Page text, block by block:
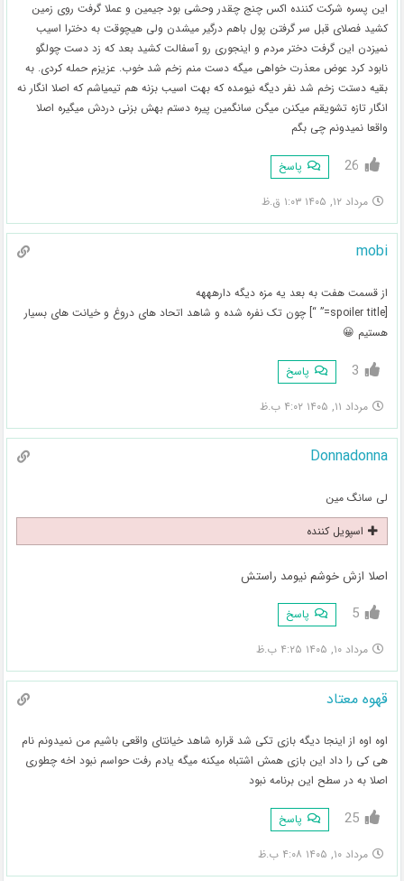
این پسره شرکت کننده اکس چنج چقدر وحشی بود جیمین و عملا گرفت روی زمین
کشید فصلای قبل سر گرفتن پول باهم درگیر میشدن ولی هیچوقت به دخترا اسیب
نمیزدن این گرفت دختر مردم و اینجوری رو آسفالت کشید بعد که زد دست چولگو
نابود کرد عوض معذرت خواهی میگه دست منم زخم شد خوب. عزیزم حمله کردی. به
بقیه دستت زخم شد نفر دیگه نیومده که بهت اسیب بزنه هم تیمیاشم که اصلا انگار نه
انگار تازه تشویقم میکنن میگن سانگمین پیره دستم بهش بزنی دردش میگیره اصلا
واقعا نمیدونم چی بگم
26 پاسخ
مرداد ۱۲, ۱۴۰۵ ۱:۰۳ ق.ظ
mobi
از قسمت هفت به بعد یه مزه دیگه دارهههه
[spoiler title=” “] چون تک نفره شده و شاهد اتحاد های دروغ و خیانت های بسیار
هستیم 😀
3 پاسخ
مرداد ۱۱, ۱۴۰۵ ۴:۰۲ ب.ظ
Donnadonna
لی سانگ مین
اسپویل کننده
اصلا ازش خوشم نیومد راستش
5 پاسخ
مرداد ۱۰, ۱۴۰۵ ۴:۲۵ ب.ظ
قهوه معتاد
اوه اوه از اینجا دیگه بازی تکی شد قراره شاهد خیانتای واقعی باشیم من نمیدونم نام
هی کی را داد این بازی همش اشتباه میکنه میگه یادم رفت حواسم نبود اخه چطوری
اصلا به در سطح این برنامه نبود
25 پاسخ
مرداد ۱۰, ۱۴۰۵ ۴:۰۸ ب.ظ